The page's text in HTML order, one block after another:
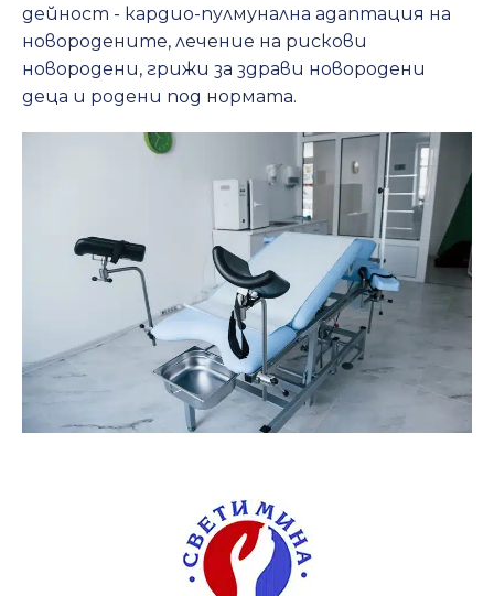
дейност - кардио-пулмунална адаптация на
новородените, лечение на рискови
новородени, грижи за здрави новородени
деца и родени под нормата.